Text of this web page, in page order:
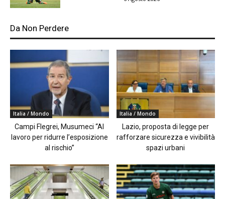
Da Non Perdere
Italia / Mondo
Campi Flegrei, Musumeci “Al
lavoro per ridurre l’esposizione
al rischio”
Italia / Mondo
Lazio, proposta di legge per
rafforzare sicurezza e vivibilità
spazi urbani